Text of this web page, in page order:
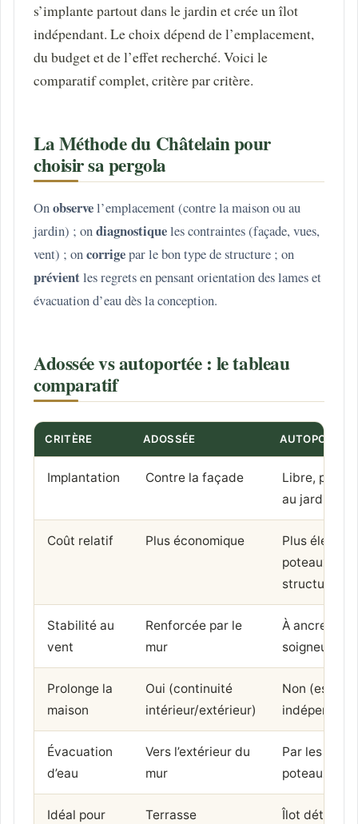
s’implante partout dans le jardin et crée un îlot
indépendant. Le choix dépend de l’emplacement,
du budget et de l’effet recherché. Voici le
comparatif complet, critère par critère.
La Méthode du Châtelain pour
choisir sa pergola
On observel’emplacement (contre la maison ou au
jardin) ; on diagnostiqueles contraintes (façade, vues,
vent) ; on corrigepar le bon type de structure ; on
prévientles regrets en pensant orientation des lames et
évacuation d’eau dès la conception.
Adossée vs autoportée : le tableau
comparatif
CRITÈRE ADOSSÉE AUTOPORTÉE
Implantation Contre la façade
Libre,
au jardin
Coût relatif Plus économique
Plus élevé (4
poteaux,
structure)
Stabilité au
vent
Renforcée par le
mur
À ancrer
Prolonge la
maison
Oui (continuité
intérieur/extérieur)
Non (espace
Évacuation
d’eau
Vers l’extérieur du
mur
Par les
poteaux
Idéal pour
Terrasse
Îlot détente,